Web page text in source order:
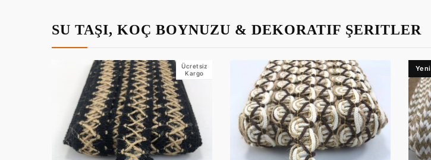
SU TAŞI, KOÇ BOYNUZU & DEKORATIF ŞERITLER
Ücretsiz
Kargo
Yeni